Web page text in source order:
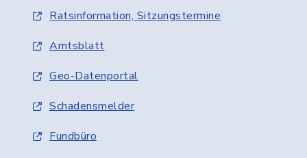
Ratsinformation, Sitzungstermine
Amtsblatt
Geo-Datenportal
Schadensmelder
Fundbüro